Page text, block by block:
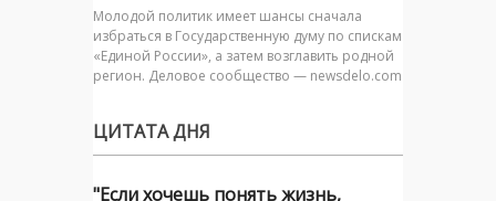
Молодой политик имеет шансы сначала
избраться в Государственную думу по спискам
«Единой России», а затем возглавить родной
регион. Деловое сообщество — newsdelo.com
ЦИТАТА ДНЯ
"Если хочешь понять жизнь,